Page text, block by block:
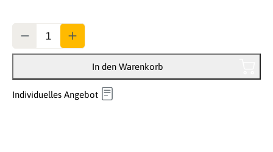
In den Warenkorb
Individuelles Angebot